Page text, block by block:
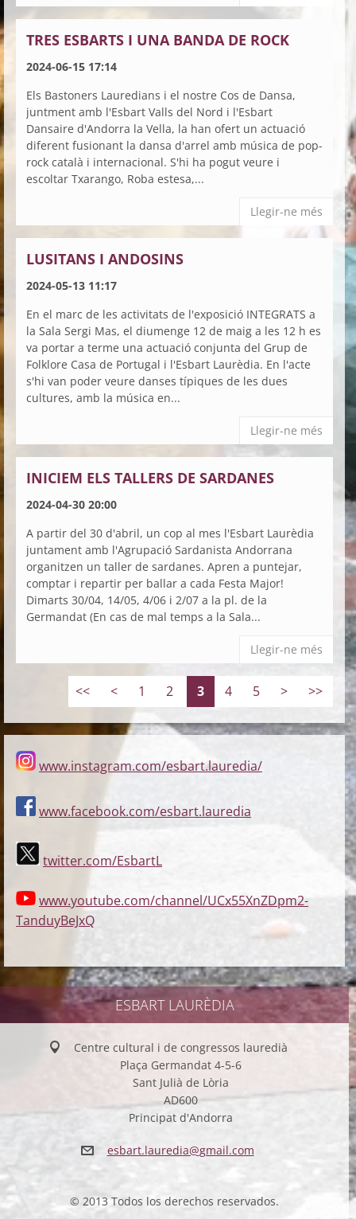
TRES ESBARTS I UNA BANDA DE ROCK
2024-06-15 17:14
Els Bastoners Lauredians i el nostre Cos de Dansa,
juntment amb l'Esbart Valls del Nord i l'Esbart
Dansaire d'Andorra la Vella, la han ofert un actuació
diferent fusionant la dansa d'arrel amb música de pop-
rock català i internacional. S'hi ha pogut veure i
escoltar Txarango, Roba estesa,...
Llegir-ne més
LUSITANS I ANDOSINS
2024-05-13 11:17
En el marc de les activitats de l'exposició INTEGRATS a
la Sala Sergi Mas, el diumenge 12 de maig a les 12 h es
va portar a terme una actuació conjunta del Grup de
Folklore Casa de Portugal i l'Esbart Laurèdia. En l'acte
s'hi van poder veure danses típiques de les dues
cultures, amb la música en...
Llegir-ne més
INICIEM ELS TALLERS DE SARDANES
2024-04-30 20:00
A partir del 30 d'abril, un cop al mes l'Esbart Laurèdia
juntament amb l'Agrupació Sardanista Andorrana
organitzen un taller de sardanes. Apren a puntejar,
comptar i repartir per ballar a cada Festa Major!
Dimarts 30/04, 14/05, 4/06 i 2/07 a la pl. de la
Germandat (En cas de mal temps a la Sala...
Llegir-ne més
<< < 1 2 3 4 5 > >>
www.instagram.com/esbart.lauredia/
www.facebook.com/esbart.lauredia
twitter.com/EsbartL
www.youtube.com/channel/UCx55XnZDpm2-
TanduyBeJxQ
ESBART LAURÈDIA
Centre cultural i de congressos lauredià
Plaça Germandat 4-5-6
Sant Julià de Lòria
AD600
Principat d'Andorra
esbart.lauredia@gmail.com
© 2013 Todos los derechos reservados.